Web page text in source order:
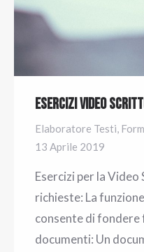
Esercizi Video
Elaboratore Testi,
13 Aprile 2019
Esercizi per la
richieste: La
consente di fondere
documenti: Un